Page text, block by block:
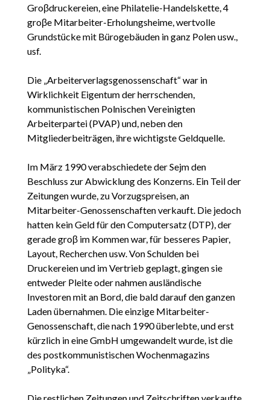
Groβdruckereien, eine Philatelie-Handelskette, 4
groβe Mitarbeiter-Erholungsheime, wertvolle
Grundstücke mit Bürogebäuden in ganz Polen usw.,
usf.
Die „Arbeiterverlagsgenossenschaft“ war in
Wirklichkeit Eigentum der herrschenden,
kommunistischen Polnischen Vereinigten
Arbeiterpartei (PVAP) und, neben den
Mitgliederbeiträgen, ihre wichtigste Geldquelle.
Im März 1990 verabschiedete der Sejm den
Beschluss zur Abwicklung des Konzerns. Ein Teil der
Zeitungen wurde, zu Vorzugspreisen, an
Mitarbeiter-Genossenschaften verkauft. Die jedoch
hatten kein Geld für den Computersatz (DTP), der
gerade groβ im Kommen war, für besseres Papier,
Layout, Recherchen usw. Von Schulden bei
Druckereien und im Vertrieb geplagt, gingen sie
entweder Pleite oder nahmen ausländische
Investoren mit an Bord, die bald darauf den ganzen
Laden übernahmen. Die einzige Mitarbeiter-
Genossenschaft, die nach 1990 überlebte, und erst
kürzlich in eine GmbH umgewandelt wurde, ist die
des postkommunistischen Wochenmagazins
„Polityka“.